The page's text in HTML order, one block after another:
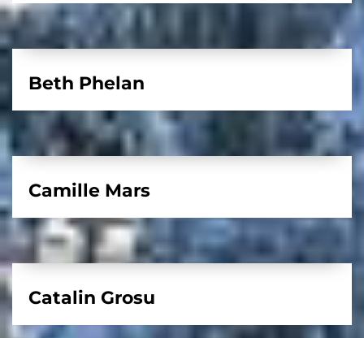
Beth Phelan
Camille Mars
Catalin Grosu